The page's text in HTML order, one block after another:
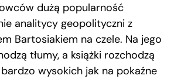
dużą popularność
analitycy geopolityczni z
Bartosiakiem na czele. Na jego
tłumy, a książki rozchodzą
wysokich jak na pokaźne